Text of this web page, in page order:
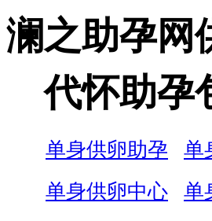
澜之助孕网
代怀助孕
单身供卵助孕
单
单身供卵中心
单